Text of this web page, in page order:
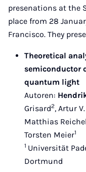
presenations at the
place from 28
Francisco. They
Theoretical
semiconductor
quantum light
Autoren:
Grisard2, Artur
Matthias
Torsten Meier1
1 Universität
Dortmund